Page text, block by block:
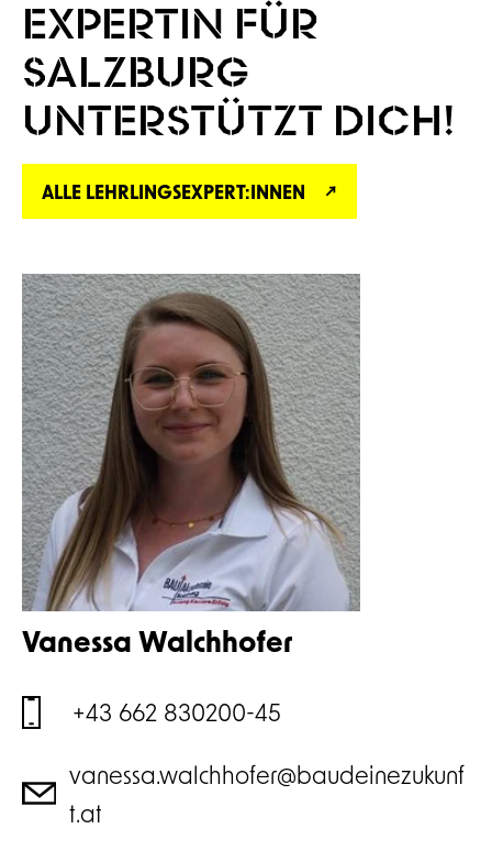
EXPERTIN FÜR
SALZBURG
UNTERSTÜTZT DICH!
ALLE LEHRLINGSEXPERT:INNEN
Vanessa Walchhofer
+43 662 830200-45
vanessa.walchhofer@baudeinezukunf
t.at